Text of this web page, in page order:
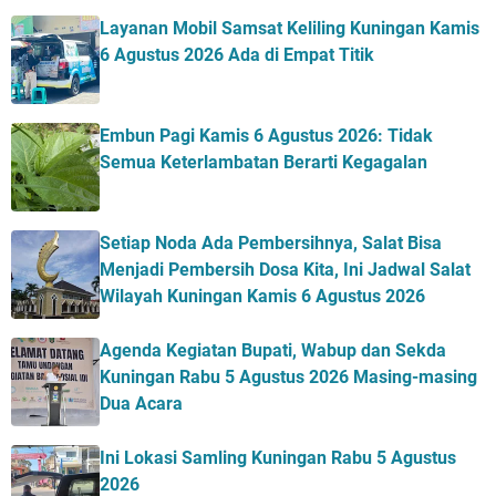
Layanan Mobil Samsat Keliling Kuningan Kamis
6 Agustus 2026 Ada di Empat Titik
Embun Pagi Kamis 6 Agustus 2026: Tidak
Semua Keterlambatan Berarti Kegagalan
Setiap Noda Ada Pembersihnya, Salat Bisa
Menjadi Pembersih Dosa Kita, Ini Jadwal Salat
Wilayah Kuningan Kamis 6 Agustus 2026
Agenda Kegiatan Bupati, Wabup dan Sekda
Kuningan Rabu 5 Agustus 2026 Masing-masing
Dua Acara
Ini Lokasi Samling Kuningan Rabu 5 Agustus
2026